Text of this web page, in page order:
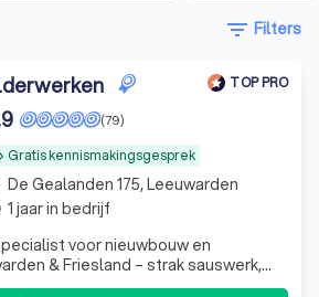
onze schilders beschikken over
inschakelen voor
Ontdek de
het vak
schilder in
filter_list Filters
TOP PRO
Gratis kennismakingsgesprek
(79)
voor nieuwbouw en
& Friesland – strak sauswerk,
spuitwerk.
De Gealanden 175, Leeuwarden
1 jaar in bedrijf